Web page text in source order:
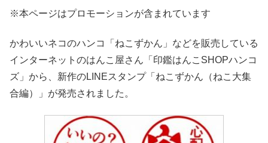
※本ページはプロモーションが含まれています
かわいいネコのハンコ「ねこずかん」などを販売している
インターネットのはんこ屋さん「印鑑はんこSHOPハンコ
ズ」から、新作のLINEスタンプ「ねこずかん（ねこ大集
合編）」が発売されました。